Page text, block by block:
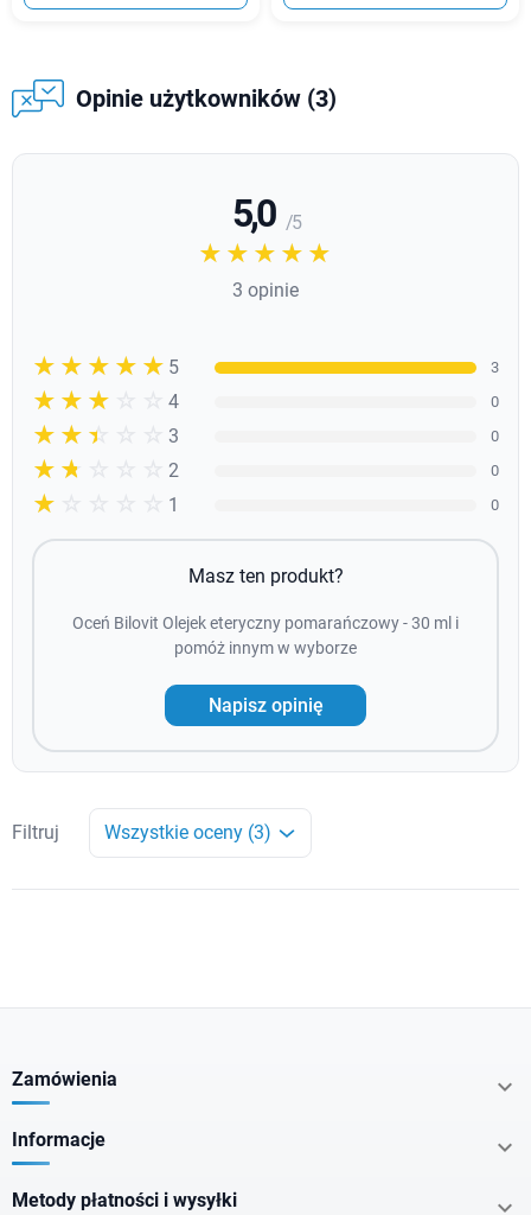
Opinie użytkowników (3)
5,0 / 5
☆☆☆☆☆
★★★★★
3 opinie
☆☆☆☆☆
★★★★★ 5 3
☆☆☆☆☆
★★★★ 4 0
☆☆☆☆☆
★★★ 3 0
☆☆☆☆☆
★★ 2 0
☆☆☆☆☆
★ 1 0
Masz ten produkt?
Oceń Bilovit Olejek eteryczny pomarańczowy - 30 ml i
pomóż innym w wyborze
Napisz opinię
Filtruj Wszystkie oceny (3)
Zamówienia 
Informacje 
Metody płatności i wysyłki 